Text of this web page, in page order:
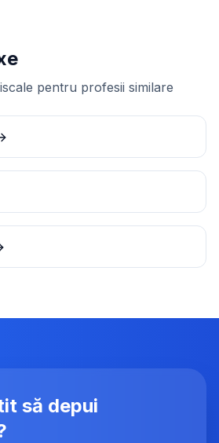
pentru profesii similare
să depui